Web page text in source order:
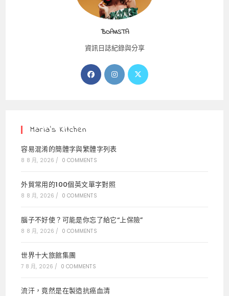
BOAVISTA
資訊日誌紀錄與分享
Opens
in
Opens
in
Opens
Maria’s Kitchen
容易混淆的簡體字與繁體字列表
8 8 月, 2026 / 0 COMMENTS
外貿常用的100個英文單字對照
8 8 月, 2026 / 0 COMMENTS
腦子不好使？可能是你忘了給它“上保險”
8 8 月, 2026 / 0 COMMENTS
世界十大旅館集團
7 8 月, 2026 / 0 COMMENTS
流汗，竟然是在製造抗癌血清